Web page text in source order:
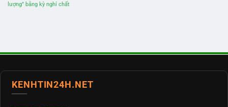
lượng” bằng kỳ nghỉ chất
KENHTIN24H.NET